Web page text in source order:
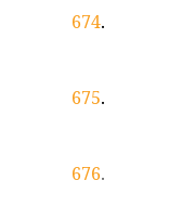
674.
675.
676.